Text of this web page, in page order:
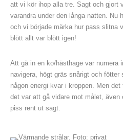
att vi kör ihop alla tre. Sagt och gjort
varandra under den långa natten. Nu
och vi började märka hur pass slitna
blött allt var blött igen!
Att gå in en ko/hästhage var numera
navigera, högt gräs snårigt och fötter
någon energi kvar i kroppen. Men
det var att gå vidare mot målet,
piss rent ut sagt.